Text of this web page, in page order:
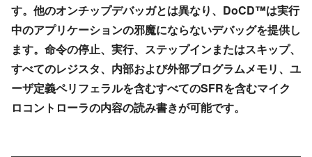
す。他のオンチップデバッガとは異なり、DoCD™は実行
中のアプリケーションの邪魔にならないデバッグを提供し
ます。命令の停止、実行、ステップインまたはスキップ、
すべてのレジスタ、内部および外部プログラムメモリ、ユ
ーザ定義ペリフェラルを含むすべてのSFRを含むマイク
ロコントローラの内容の読み書きが可能です。